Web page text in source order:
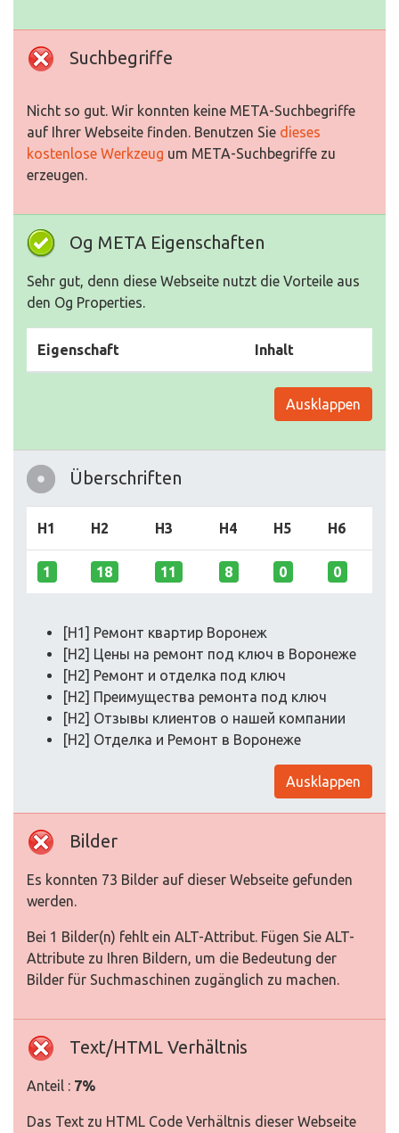
Suchbegriffe
Nicht so gut. Wir konnten keine META-Suchbegriffe
auf Ihrer Webseite finden. Benutzen Sie dieses
kostenlose Werkzeug um META-Suchbegriffe zu
erzeugen.
Og META Eigenschaften
Sehr gut, denn diese Webseite nutzt die Vorteile aus
den Og Properties.
Eigenschaft Inhalt
Ausklappen
Überschriften
H1 H2 H3 H4 H5 H6
1 18 11 8 0 0
[H1] Ремонт квартир Воронеж
[H2] Цены на ремонт под ключ в Воронеже
[H2] Ремонт и отделка под ключ
[H2] Преимущества ремонта под ключ
[H2] Отзывы клиентов о нашей компании
[H2] Отделка и Ремонт в Воронеже
Ausklappen
Bilder
Es konnten 73 Bilder auf dieser Webseite gefunden
werden.
Bei 1 Bilder(n) fehlt ein ALT-Attribut. Fügen Sie ALT-
Attribute zu Ihren Bildern, um die Bedeutung der
Bilder für Suchmaschinen zugänglich zu machen.
Text/HTML Verhältnis
Anteil : 7%
Das Text zu HTML Code Verhältnis dieser Webseite